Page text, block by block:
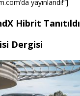
yayınlandı!”]
Hibrit Tanıtıldı
Dergisi